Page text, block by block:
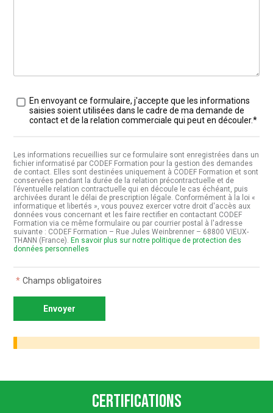
Traitement des données *
En envoyant ce formulaire, j'accepte que les informations
saisies soient utilisées dans le cadre de ma demande de
contact et de la relation commerciale qui peut en découler.*
Les informations recueillies sur ce formulaire sont enregistrées dans un
fichier informatisé par CODEF Formation pour la gestion des demandes
de contact. Elles sont destinées uniquement à CODEF Formation et sont
conservées pendant la durée de la relation précontractuelle et de
l’éventuelle relation contractuelle qui en découle le cas échéant, puis
archivées durant le délai de prescription légale. Conformément à la loi «
informatique et libertés », vous pouvez exercer votre droit d'accès aux
données vous concernant et les faire rectifier en contactant CODEF
Formation via ce même formulaire ou par courrier postal à l'adresse
suivante : CODEF Formation – Rue Jules Weinbrenner – 68800 VIEUX-
THANN (France). En savoir plus sur notre politique de protection des
données personnelles
* Champs obligatoires
Certifications